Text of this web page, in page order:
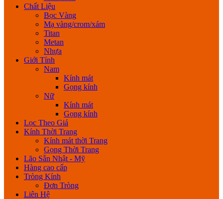
Chất Liệu
Bọc Vàng
Mạ vàng/crom/xám
Titan
Metan
Nhựa
Giới Tính
Nam
Kính mát
Gọng kính
Nữ
Kính mát
Gọng kính
Lọc Theo Giá
Kính Thời Trang
Kính mát thời Trang
Gọng Thời Trang
Lão Sẵn Nhật - Mỹ
Hàng cao cấp
Tròng Kính
Đơn Tròng
Liên Hệ